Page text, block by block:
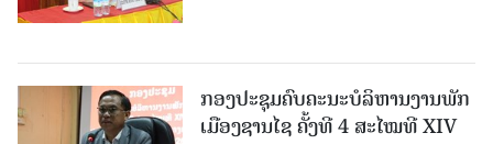
ກອງປະຊຸມຄົບຄະນະບໍລິຫານງານພັກ
ເມືອງຊານ​ໄຊ ຄັ້ງທີ 4 ສະໄໝທີ XIV